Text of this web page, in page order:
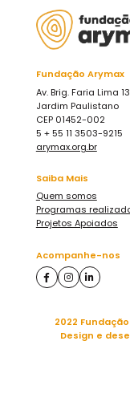
Fundação Arymax
Av. Brig. Faria Lima
Jardim Paulistano
CEP 01452-002
5 + 55 11 3503-9215
arymax.org.br
Saiba Mais
Quem somos
Programas
Projetos Apoiados
Acompanhe-nos
2022
Design e